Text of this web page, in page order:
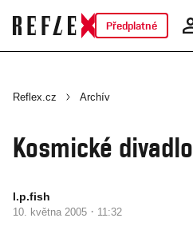
Předplatné
Reflex.cz Archív
Kosmické divadlo
l.p.fish
10. května 2005 · 11:32